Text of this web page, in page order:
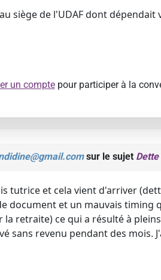
siège de l'UDAF dont
un comptepour participer à la
sur le sujet
tutrice et cela vient d'arriver
document et un mauvais timing
la retraite) ce qui a résulté à
sans revenu pendant des mois.